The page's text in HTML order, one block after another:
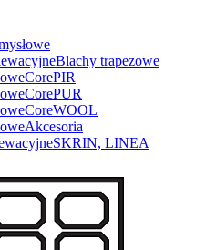
Blachy trapezowe
CorePIR
CorePUR
CoreWOOL
Akcesoria
SKRIN, LINEA